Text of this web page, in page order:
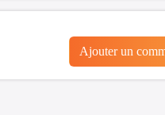
Ajouter un